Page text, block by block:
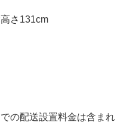
さ131cm
の配送設置料金は含まれ